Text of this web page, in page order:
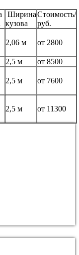
Ширина
кузова
Стоимость/
руб.
2,06 м от 2800
2,5 м
от 8500
2,5 м от 7600
2,5 м от 11300